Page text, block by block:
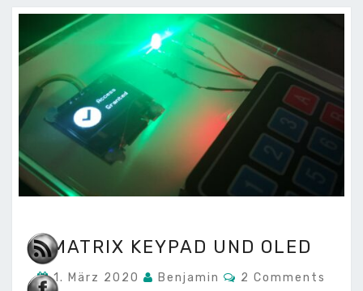
KEYPAD
OLED
MATRIX KEYPAD UND OLED
1. März 2020 Benjamin Comments
2 Comments